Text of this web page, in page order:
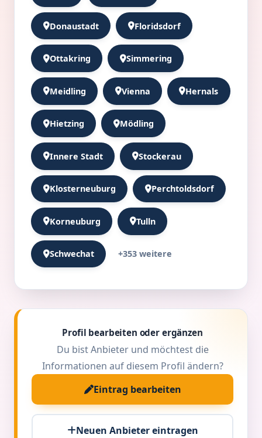
Donaustadt Floridsdorf
Ottakring Simmering
Meidling Vienna Hernals
Hietzing Mödling
Innere Stadt Stockerau
Klosterneuburg Perchtoldsdorf
Korneuburg Tulln
Schwechat +353 weitere
Profil bearbeiten oder ergänzen
Du bist Anbieter und möchtest die
Informationen auf diesem Profil ändern?
Eintrag bearbeiten
Neuen Anbieter eintragen